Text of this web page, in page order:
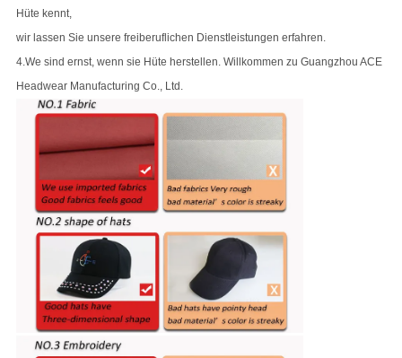
Hüte kennt,
wir lassen Sie unsere freiberuflichen Dienstleistungen erfahren.
4.We sind ernst, wenn sie Hüte herstellen. Willkommen zu Guangzhou ACE
Headwear Manufacturing Co., Ltd.